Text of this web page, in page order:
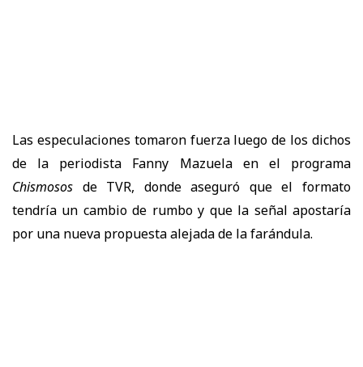
Las especulaciones tomaron fuerza luego de los dichos
de la periodista Fanny Mazuela en el programa
Chismosos de TVR, donde aseguró que el formato
tendría un cambio de rumbo y que la señal apostaría
por una nueva propuesta alejada de la farándula.